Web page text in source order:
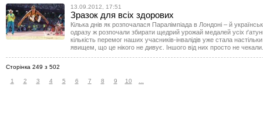
13.09.2012, 17:51
Зразок для всіх здорових
Кілька днів як розпочалася Паралімпіада в Лондоні – й
одразу ж розпочали збирати щедрий урожай медалей усіх
кількість перемог наших учасників-інвалідів уже стала
явищем, що це нікого не дивує. Іншого від них просто не чекали.
Сторінка 249 з 502
1 2 3 4 5 6 7 8 9 10